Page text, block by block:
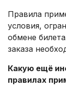
Правила
условия,
обмене
заказа
Какую ещё
правилах